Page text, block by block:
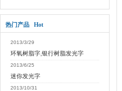
热门产品 Hot
2013/3/29
环氧树脂字,银行树脂发光字
2013/6/25
迷你发光字
2013/10/31